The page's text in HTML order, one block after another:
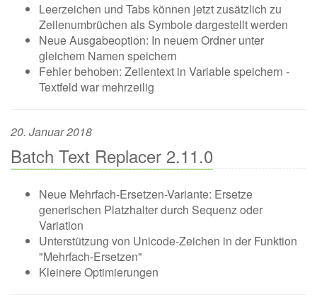
Leerzeichen und Tabs können jetzt zusätzlich zu
Zeilenumbrüchen als Symbole dargestellt werden
Neue Ausgabeoption: In neuem Ordner unter
gleichem Namen speichern
Fehler behoben: Zeilentext in Variable speichern -
Textfeld war mehrzeilig
20. Januar 2018
Batch Text Replacer 2.11.0
Neue Mehrfach-Ersetzen-Variante: Ersetze
generischen Platzhalter durch Sequenz oder
Variation
Unterstützung von Unicode-Zeichen in der Funktion
"Mehrfach-Ersetzen"
Kleinere Optimierungen